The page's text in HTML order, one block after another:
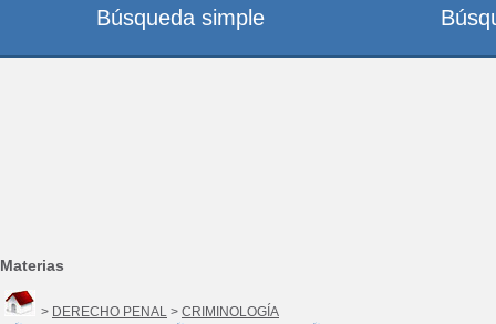
Materias
> DERECHO PENAL > CRIMINOLOGÍA
Búsqueda simple